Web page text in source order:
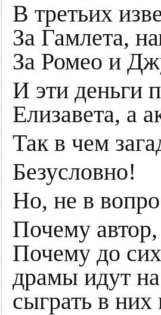
В третьих
За Гамлета,
За Ромео и
И эти деньги
Елизавета, а
Так в чем
Безусловно!
Но, не в
Почему
Почему до
драмы идут
сыграть в